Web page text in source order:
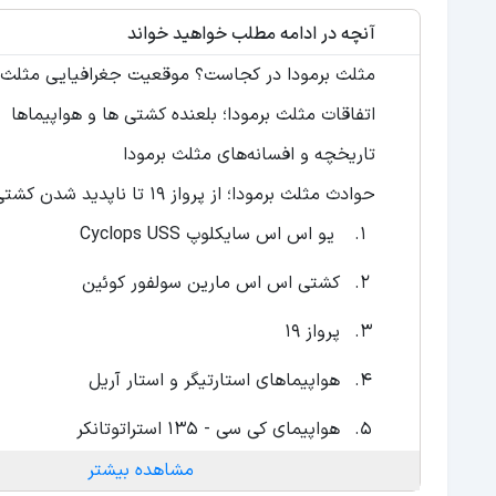
آنچه در ادامه مطلب خواهید خواند
مثلث برمودا در کجاست؟ موقعیت جغرافیایی مثلث
اتفاقات مثلث برمودا؛ بلعنده کشتی ها و هواپیماها
تاریخچه و افسانه‌های مثلث برمودا
حوادث مثلث برمودا؛ از پرواز ۱۹ تا ناپدید شدن کشتی‌ها
یو اس اس سایکلوپ Cyclops USS
کشتی اس اس مارین سولفور کوئین
پرواز 19
هواپیماهای استارتیگر و استار آریل
هواپیمای کی سی - 135 استراتوتانکر
مشاهده بیشتر